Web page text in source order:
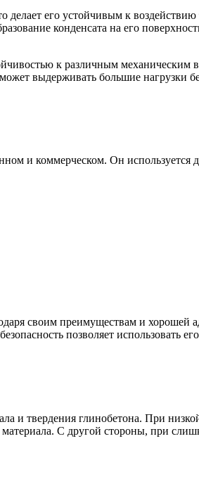
его устойчивым к
конденсата на его
к различным механическим
выдерживать большие нагрузки
и коммерческом. Он используется
своим преимуществам и
позволяет использовать
твердения глинобетона. При
С другой стороны, при